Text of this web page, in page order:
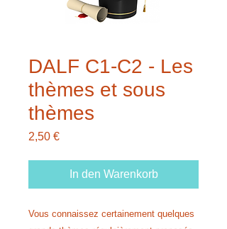
DALF C1-C2 - Les
thèmes et sous
thèmes
2,50 €Preis
In den Warenkorb
Vous connaissez certainement quelques